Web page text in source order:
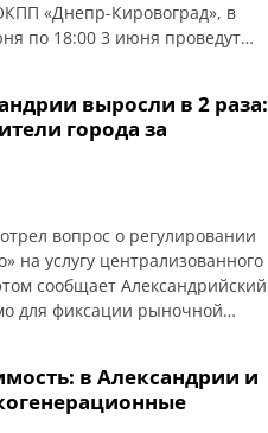
«Днепр-Кировоград», в
по 18:00 3 июня проведут
рекомендуют: Вода
[…]
выросли в 2 раза:
города за
вопрос о регулировании
на услугу централизованного
сообщает Александрийский
для фиксации рыночной
1712,20 гривен за 1 Гкал.
в Александрии и